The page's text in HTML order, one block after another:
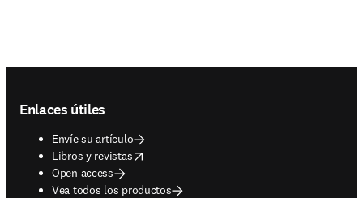
Enlaces útiles
Envíe su artículo
Libros y revistas
opens in new tab/window
Open access
Vea todos los productos